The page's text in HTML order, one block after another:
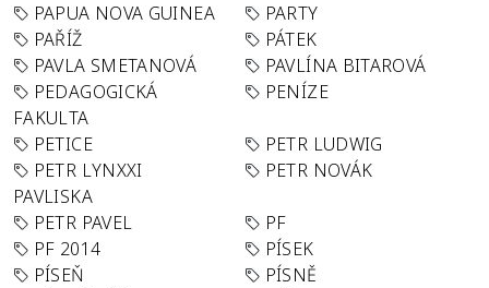
PAPUA NOVA GUINEA
PARTY
PAŘÍŽ
PÁTEK
PAVLA SMETANOVÁ
PAVLÍNA BITAROVÁ
PEDAGOGICKÁ
FAKULTA
PENÍZE
PETICE
PETR LUDWIG
PETR LYNXXI
PAVLISKA
PETR NOVÁK
PETR PAVEL
PF
PF 2014
PÍSEK
PÍSEŇ
PÍSNĚ